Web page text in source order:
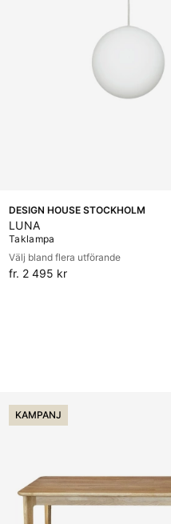
DESIGN HOUSE STOCKHOLM
LUNA
Taklampa
Välj bland flera utförande
fr. 2 495 kr
KAMPANJ